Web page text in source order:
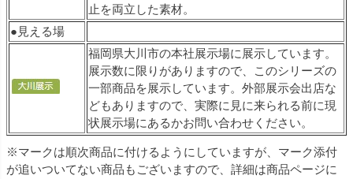
止を両立した素材。
●見える場
福岡県大川市の本社展示場に展示しています。
展示数に限りがありますので、このシリーズの
一部商品を展示しています。外部展示会出店な
どもありますので、実際に見に来られる前に現
状展示場にあるかお問い合わせください。
※マークは順次商品に付けるようにしていますが、マーク添付
が追いついてない商品もございますので、詳細は商品ページに